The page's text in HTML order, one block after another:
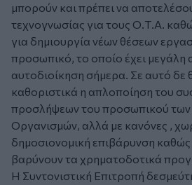
μπορούν και πρέπει να
τεχνογνωσίας για τους Ο.Τ.Α.
για δημιουργία νέων θέσεων
προσωπικό, το οποίο έχει μεγάλη
αυτοδιοίκηση σήμερα. Σε αυτό δε
καθοριστικά η απλοποίηση του
προσλήψεων του προσωπικού των
Οργανισμών, αλλά με κανόνες ,
δημοσιονομική επιβάρυνση
βαρύνουν τα χρηματοδοτικά
Η Συντονιστική Επιτροπή